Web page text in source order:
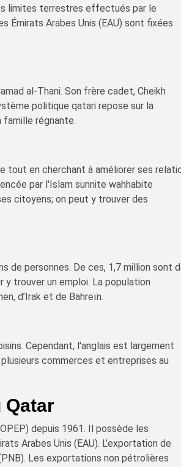
limites terrestres effectués par le
Émirats Arabes Unis (EAU) sont fixées
al-Thani. Son frère cadet, Cheikh
politique qatari repose sur la
régnante.
tout en cherchant à améliorer ses
par l'Islam sunnite wahhabite
citoyens; on peut y trouver des
de personnes. De ces, 1,7 million sont
trouver un emploi. La population
d’Irak et de Bahreïn.
Cependant, l'anglais est largement
commerces et entreprises au
Qatar
depuis 1961. Il possède les
Arabes Unis (EAU). L’exportation de
Les exportations non pétrolières